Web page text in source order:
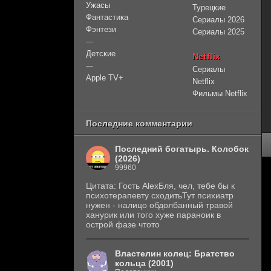
Ужасы
Фантастика
Фэнтези
—
Детские
—
Apple TV+
Турецкие
Сериалы 2026
Сериалы 2025
Netflix
Сериалы
Netflix
Фильмы Netflix
Последние комментарии
Последний богатырь. Колобок
(2026)
99960
Цитата: Гость AlexБля, чел, тебе бы к
психотерапевту сходитьТут психиатр
нужен - налицо обдолбанный травой
ханурик или того хуже параноик в
острой фазе чтото
Властелин колец: Братство
кольца (2001)